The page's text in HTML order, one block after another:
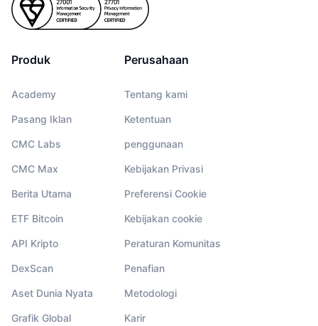
Produk
Academy
Pasang Iklan
CMC Labs
CMC Max
Berita Utama
ETF Bitcoin
API Kripto
DexScan
Aset Dunia Nyata
Grafik Global
Perusahaan
Tentang kami
Ketentuan
penggunaan
Kebijakan Privasi
Preferensi Cookie
Kebijakan cookie
Peraturan Komunitas
Penafian
Metodologi
Karir